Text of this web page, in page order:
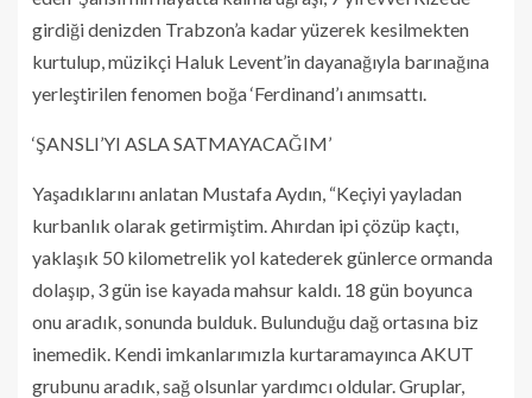
girdiği denizden Trabzon’a kadar yüzerek kesilmekten
kurtulup, müzikçi Haluk Levent’in dayanağıyla barınağına
yerleştirilen fenomen boğa ‘Ferdinand’ı anımsattı.
‘ŞANSLI’YI ASLA SATMAYACAĞIM’
Yaşadıklarını anlatan Mustafa Aydın, “Keçiyi yayladan
kurbanlık olarak getirmiştim. Ahırdan ipi çözüp kaçtı,
yaklaşık 50 kilometrelik yol katederek günlerce ormanda
dolaşıp, 3 gün ise kayada mahsur kaldı. 18 gün boyunca
onu aradık, sonunda bulduk. Bulunduğu dağ ortasına biz
inemedik. Kendi imkanlarımızla kurtaramayınca AKUT
grubunu aradık, sağ olsunlar yardımcı oldular. Gruplar,